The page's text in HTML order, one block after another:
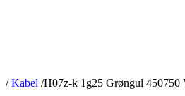
/ Kabel /H07z-k 1g25 Grøngul 450750